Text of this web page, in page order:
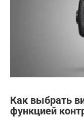
Как выбрать
функцией